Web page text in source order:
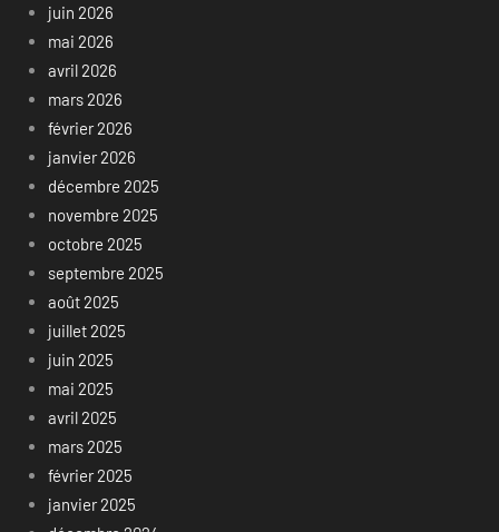
juin 2026
mai 2026
avril 2026
mars 2026
février 2026
janvier 2026
décembre 2025
novembre 2025
octobre 2025
septembre 2025
août 2025
juillet 2025
juin 2025
mai 2025
avril 2025
mars 2025
février 2025
janvier 2025